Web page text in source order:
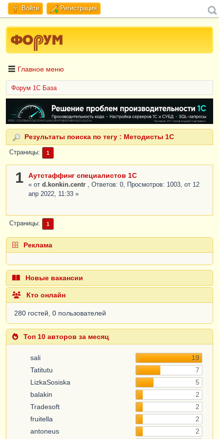
Войти Регистрация
Главное меню
Форум 1C База
ERID: CQH36pWzJqVJD4xVLsnhcU4hVPNjkBZe8KKxjJiYySyZAz
Результаты поиска по тегу : Методисты 1С
Страницы 1
1 Аутстаффинг специалистов 1С
« от d.konkin.centr
, Ответов: 0, Просмотров: 1003, от 12
апр 2022, 11:33 »
Страницы 1
Реклама
Новые вакансии
Кто онлайн
280 гостей, 0 пользователей
Топ 10 авторов за месяц
sali
19
Tatitutu
7
LizkaSosiska
5
balakin
2
Tradesoft
2
fruitella
2
antoneus
2